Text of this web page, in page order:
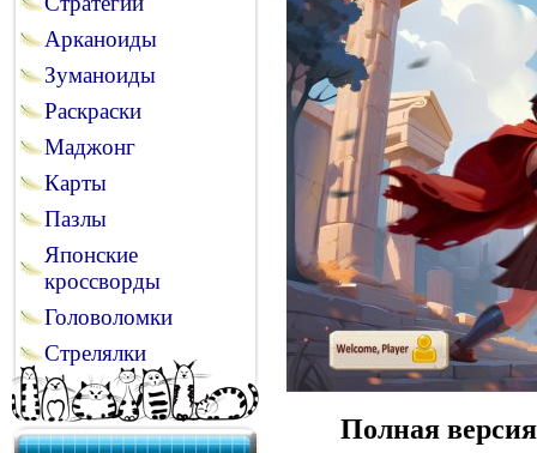
Арканоиды
Зуманоиды
Раскраски
Маджонг
Карты
Пазлы
Японские
кроссворды
Головоломки
Стрелялки
Полная